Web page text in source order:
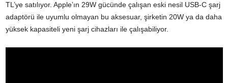
TL’ye satılıyor. Apple’ın 29W gücünde çalışan eski nesil USB-C şarj
adaptörü ile uyumlu olmayan bu aksesuar, şirketin 20W ya da daha
yüksek kapasiteli yeni şarj cihazları ile çalışabiliyor.